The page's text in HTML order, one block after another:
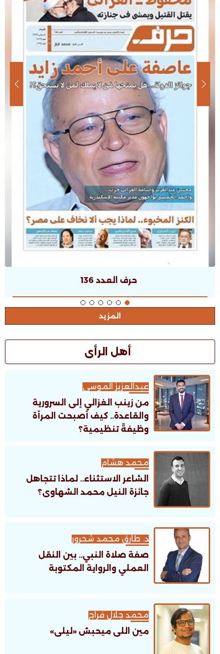
حرف العدد 135
المزيد
أهل الرأى
عبدالعزيز الموسى
من زينب الغزالي إلى السرورية
والقاعدة.. كيف أصبحت المرأة
وظيفةً تنظيمية؟
محمد هشام
الشاعر الاستثناء.. لماذا تتجاهل
جائزة النيل محمد الشهاوى؟
د. طارق محمد شحرور
صفة صلاة النبي.. بين النقل
العملي والرواية المكتوبة
محمد جلال فراج
مين اللى ميحبش «ليلى»